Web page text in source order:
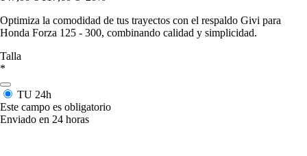
Optimiza la comodidad de tus trayectos con el respaldo Givi para
Honda Forza 125 - 300, combinando calidad y simplicidad.
Talla
*
TU 24h
Este campo es obligatorio
Enviado en 24 horas